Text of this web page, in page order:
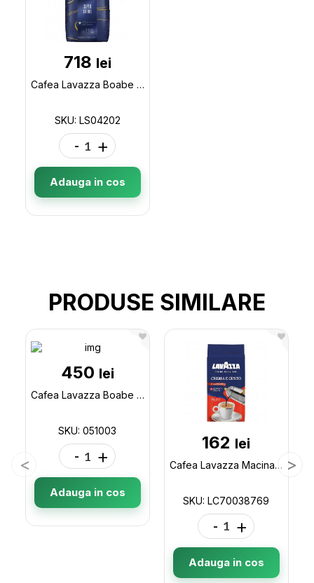
718 lei
Cafea Lavazza Boabe Super Crema 1kg LS04202
SKU: LS04202
- +
Adauga in cos
PRODUSE SIMILARE
450 lei
Cafea Lavazza Boabe CREMA e GUSTO 1000gr 051003
SKU: 051003
- +
Adauga in cos
162 lei
Cafea Lavazza Macinata CREMA e GUSTO 250gr LC70038769
SKU: LC70038769
- +
Adauga in cos